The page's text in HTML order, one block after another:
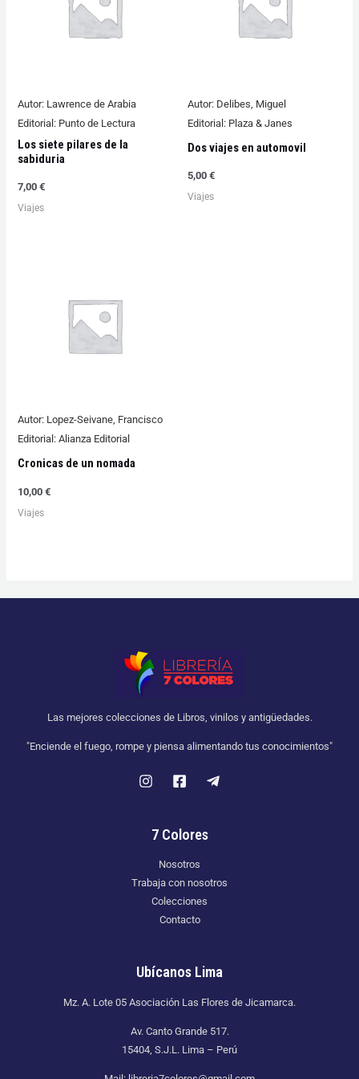
Autor: Lawrence de Arabia
Editorial: Punto de Lectura
Los siete pilares de la
sabiduria
7,00€
Viajes
Autor: Delibes, Miguel
Editorial: Plaza & Janes
Dos viajes en automovil
5,00 €
Viajes
Autor: Lopez-Seivane, Francisco
Editorial: Alianza Editorial
Cronicas de un nomada
10,00€
Viajes
Las mejores colecciones de Libros, vinilos y antigüedades.
"Enciende el fuego, rompe y piensa alimentando tus conocimientos"
7 Colores
Nosotros
Trabaja con nosotros
Colecciones
Contacto
Ubícanos Lima
Mz. A. Lote 05 Asociación Las Flores de Jicamarca.
Av. Canto Grande 517.
15404, S.J.L. Lima – Perú